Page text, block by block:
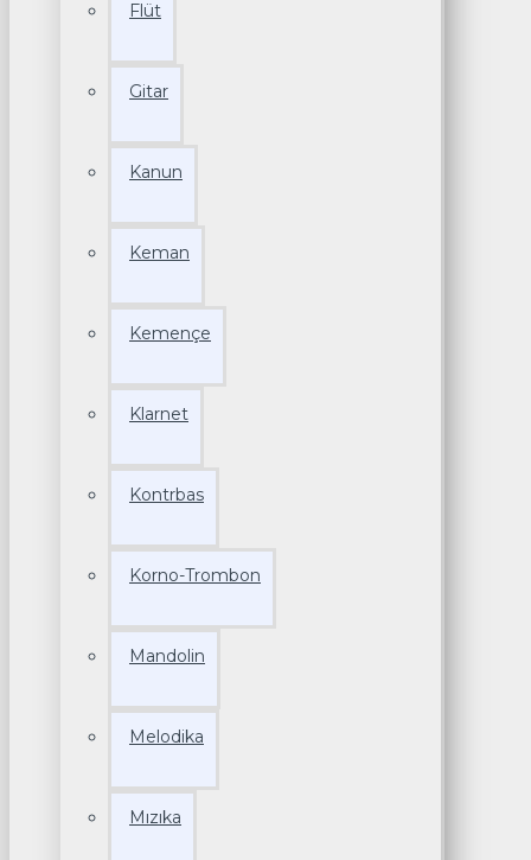
Flüt
Gitar
Kanun
Keman
Kemençe
Klarnet
Kontrbas
Korno-Trombon
Mandolin
Melodika
Mızıka